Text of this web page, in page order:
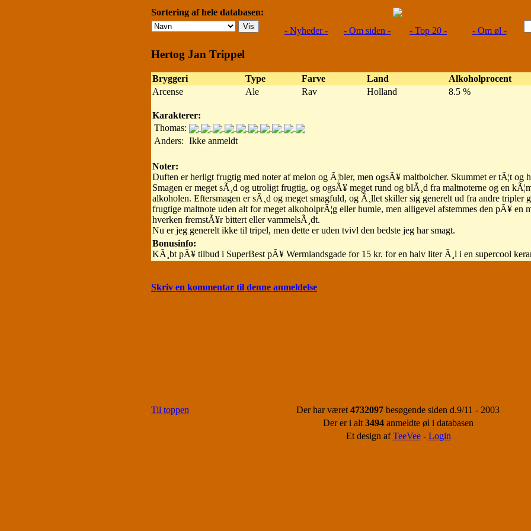
Sortering af hele databasen:
- Nyheder -
- Om siden - - Top 20 - - Om øl -
Hertog Jan Trippel
Bryggeri Type Farve Land
Alkoholprocent
Arcense
Ale Rav Holland 8.5 %
Karakterer:
Thomas:
Anders: Ikke anmeldt
Noter:
Duften er herligt frugtig med noter af melon og Ã¦bler, men ogsÃ¥ maltbolcher. Skummet er tÃ¦t og
Smagen er meget sÃ¸d og utroligt frugtig, og ogsÃ¥ meget rund og blÃ¸d fra maltnoterne og en
alkoholen. Eftersmagen er sÃ¸d og meget smagfuld, og Ã¸llet skiller sig generelt ud fra andre tripler
frugtige maltnote uden alt for meget alkoholprÃ¦g eller humle, men alligevel afstemmes den pÃ¥ en
hverken fremstÃ¥r bittert eller vammelsÃ¸dt.
Nu er jeg generelt ikke til tripel, men dette er uden tvivl den bedste jeg har smagt.
Bonusinfo:
KÃ¸bt pÃ¥ tilbud i SuperBest pÃ¥ Wermlandsgade for 15 kr. for en halv liter Ã¸l i en supercool
Skriv en kommentar til denne anmeldelse
Til toppen Der har været 4732097 besøgende siden d.9/11 - 2003
Der er i alt 3494 anmeldte øl i databasen
Et design afTeeVee- Login